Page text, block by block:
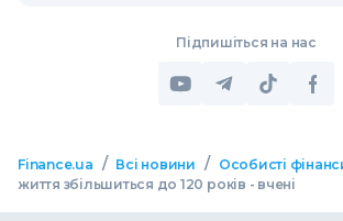
Підпишіться на нас
Finance.ua / Всі новини / Особисті
життя збільшиться до 120 років - вчені